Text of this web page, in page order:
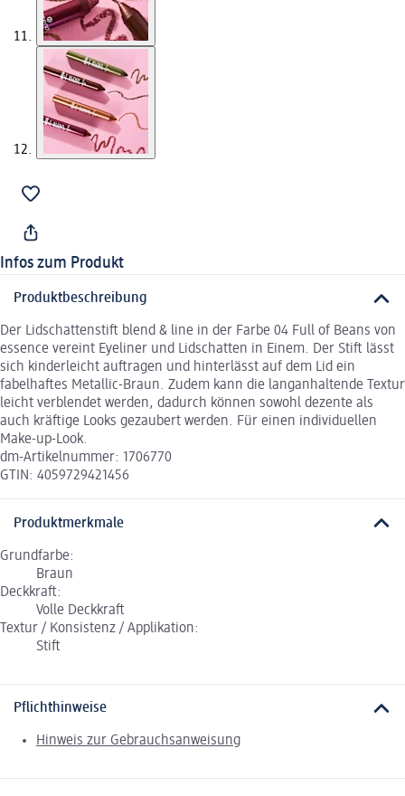
Infos zum Produkt
Produktbeschreibung
Der Lidschattenstift blend & line in der Farbe 04 Full of Beans von
essence vereint Eyeliner und Lidschatten in Einem. Der Stift lässt
sich kinderleicht auftragen und hinterlässt auf dem Lid ein
fabelhaftes Metallic-Braun. Zudem kann die langanhaltende Textur
leicht verblendet werden, dadurch können sowohl dezente als
auch kräftige Looks gezaubert werden. Für einen individuellen
Make-up-Look.
dm-Artikelnummer: 1706770
GTIN: 4059729421456
Produktmerkmale
Grundfarbe:
Braun
Deckkraft:
Volle Deckkraft
Textur / Konsistenz / Applikation:
Stift
Pflichthinweise
Hinweis zur Gebrauchsanweisung